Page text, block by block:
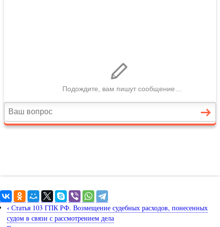
‹ Статья 103 ГПК РФ. Возмещение судебных расходов, понесенных
судом в связи с рассмотрением дела